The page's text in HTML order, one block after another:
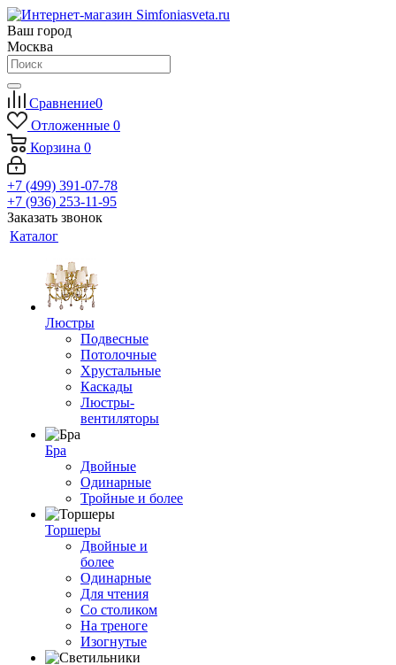
Ваш город
Москва
Сравнение0
Отложенные 0
Корзина 0
+7 (499) 391-07-78
+7 (936) 253-11-95
Заказать звонок
Каталог
Люстры
Подвесные
Потолочные
Хрустальные
Каскады
Люстры-
вентиляторы
Бра
Двойные
Одинарные
Тройные и более
Торшеры
Двойные и
более
Одинарные
Для чтения
Со столиком
На треноге
Изогнутые